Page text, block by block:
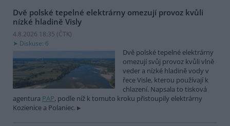
Dvě polské tepelné elektrárny omezují provoz kvůli
nízké hladině Visly
4.8.2026 18:35 (ČTK)
Diskuse: 6
Dvě polské tepelné elektrárny
omezují svůj provoz kvůli vlně
veder a nízké hladině vody v
řece Visle, kterou používají k
chlazení. Napsala to tisková
agentura PAP, podle níž k tomuto kroku přistoupily elektrárny
Kozienice a Polaniec.